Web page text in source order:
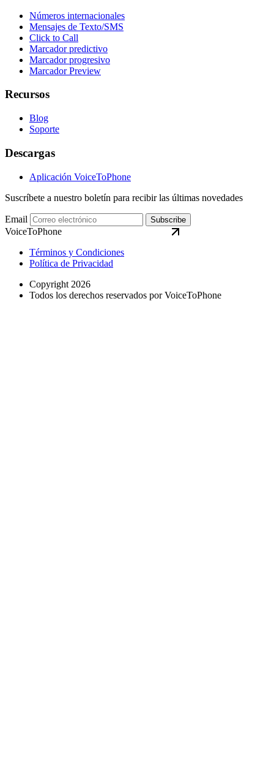
Números internacionales
Mensajes de Texto/SMS
Click to Call
Marcador predictivo
Marcador progresivo
Marcador Preview
Recursos
Blog
Soporte
Descargas
Aplicación VoiceToPhone
Suscríbete a nuestro boletín para recibir las últimas novedades
Email Subscribe
VoiceToPhone
Términos y Condiciones
Política de Privacidad
Copyright 2026
Todos los derechos reservados por VoiceToPhone